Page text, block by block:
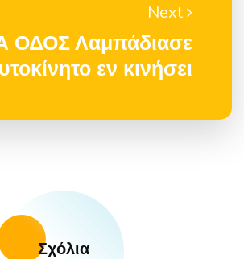
Next
ΟΔΟΣ Λαμπάδιασε
εν κινήσει
Σχόλια